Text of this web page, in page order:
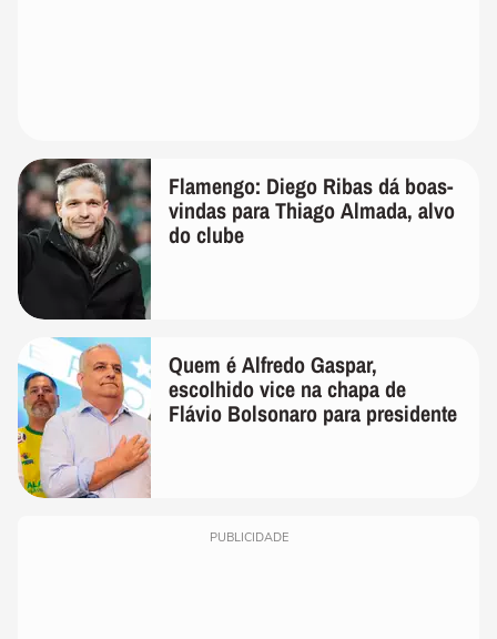
Flamengo: Diego Ribas dá boas-
vindas para Thiago Almada, alvo
do clube
Quem é Alfredo Gaspar,
escolhido vice na chapa de
Flávio Bolsonaro para presidente
PUBLICIDADE